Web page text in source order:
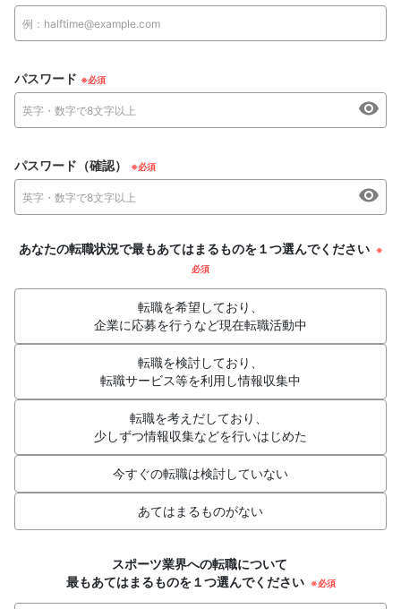
パスワード
パスワード（確認）
あなたの転職状況で最もあてはまるものを１つ選んでください ※
必須
転職を希望しており、
企業に応募を行うなど現在転職活動中
転職を検討しており、
転職サービス等を利用し情報収集中
転職を考えだしており、
少しずつ情報収集などを行いはじめた
今すぐの転職は検討していない
あてはまるものがない
スポーツ業界への転職について
最もあてはまるものを１つ選んでください ※必須